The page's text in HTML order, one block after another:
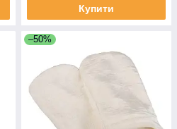
Купити
–50%